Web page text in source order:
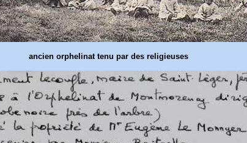
ancien orphelinat tenu par des religieuses